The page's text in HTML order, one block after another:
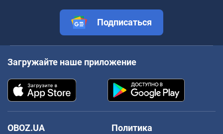
Подписаться
Загружайте наше приложение
OBOZ.UA
Политика